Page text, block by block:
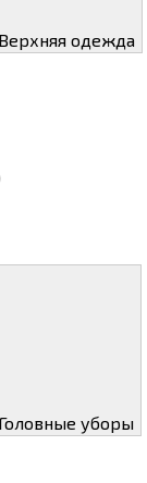
Верхняя одежда
Головные уборы